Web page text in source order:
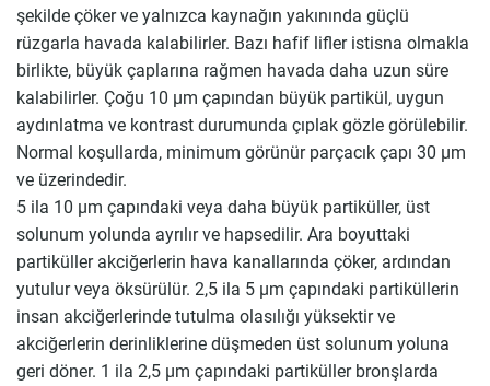
şekilde çöker ve yalnızca kaynağın yakınında güçlü
rüzgarla havada kalabilirler. Bazı hafif lifler istisna olmakla
birlikte, büyük çaplarına rağmen havada daha uzun süre
kalabilirler. Çoğu 10 μm çapından büyük partikül, uygun
aydınlatma ve kontrast durumunda çıplak gözle görülebilir.
Normal koşullarda, minimum görünür parçacık çapı 30 μm
ve üzerindedir.
5 ila 10 μm çapındaki veya daha büyük partiküller, üst
solunum yolunda ayrılır ve hapsedilir. Ara boyuttaki
partiküller akciğerlerin hava kanallarında çöker, ardından
yutulur veya öksürülür. 2,5 ila 5 μm çapındaki partiküllerin
insan akciğerlerinde tutulma olasılığı yüksektir ve
akciğerlerin derinliklerine düşmeden üst solunum yoluna
geri döner. 1 ila 2,5 μm çapındaki partiküller bronşlarda